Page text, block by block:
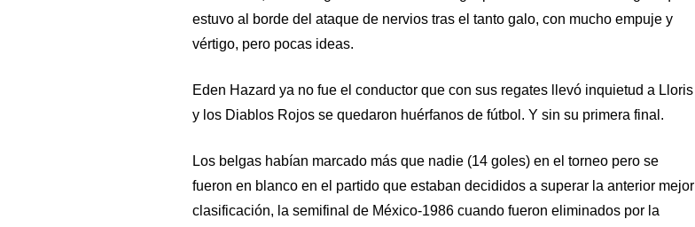
estuvo al borde del ataque de nervios tras el tanto galo, con mucho empuje y
vértigo, pero pocas ideas.
Eden Hazard ya no fue el conductor que con sus regates llevó inquietud a Lloris
y los Diablos Rojos se quedaron huérfanos de fútbol. Y sin su primera final.
Los belgas habían marcado más que nadie (14 goles) en el torneo pero se
fueron en blanco en el partido que estaban decididos a superar la anterior mejor
clasificación, la semifinal de México-1986 cuando fueron eliminados por la